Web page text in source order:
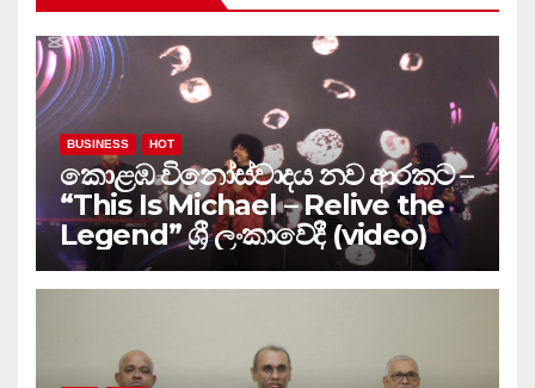
BUSINESS HOT
කොළඹ විනෝස්වාදය නව ආරකට –
“This Is Michael – Relive the
Legend” ශ්‍රී ලංකාවේදී (video)